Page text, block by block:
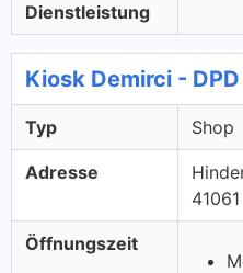
Dienstleistung
Kiosk Demirci -
Typ Shop
Adresse
Öffnungszeit